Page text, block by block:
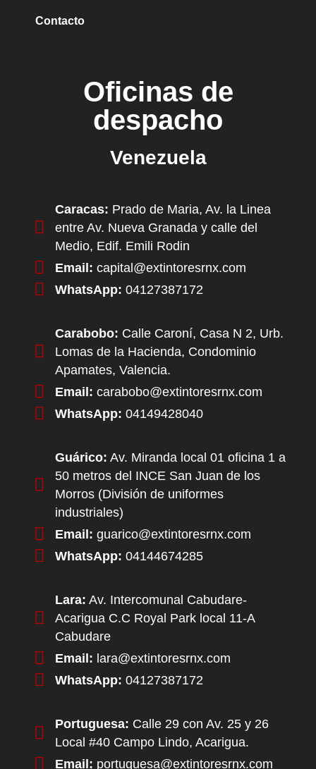
Contacto
Oficinas de
despacho
Venezuela
Caracas: Prado de Maria, Av. la Linea
entre Av. Nueva Granada y calle del
Medio, Edif. Emili Rodin
Email: capital@extintoresrnx.com
WhatsApp: 04127387172
Carabobo: Calle Caroní, Casa N 2, Urb.
Lomas de la Hacienda, Condominio
Apamates, Valencia.
Email: carabobo@extintoresrnx.com
WhatsApp: 04149428040
Guárico: Av. Miranda local 01 oficina 1 a
50 metros del INCE San Juan de los
Morros (División de uniformes
industriales)
Email: guarico@extintoresrnx.com
WhatsApp: 04144674285
Lara: Av. Intercomunal Cabudare-
Acarigua C.C Royal Park local 11-A
Cabudare
Email: lara@extintoresrnx.com
WhatsApp: 04127387172
Portuguesa: Calle 29 con Av. 25 y 26
Local #40 Campo Lindo, Acarigua.
Email: portuguesa@extintoresrnx.com